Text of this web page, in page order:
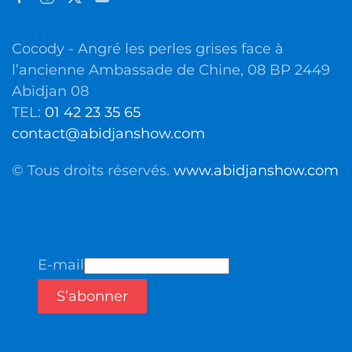
Cocody - Angré les perles grises face à
l’ancienne Ambassade de Chine, 08 BP 2449
Abidjan 08
TEL: 01 42 23 35 65
contact@abidjanshow.com
© Tous droits réservés. www.abidjanshow.com
E-mail
S’abonner